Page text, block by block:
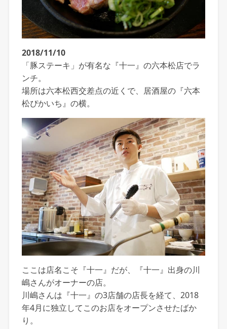
2018/11/10
「豚ステーキ」が有名な『十一』の六本松店でラ
ンチ。
場所は六本松西交差点の近くで、居酒屋の『六本
松ぴかいち』の横。
ここは店名こそ『十一』だが、『十一』出身の川
嶋さんがオーナーの店。
川嶋さんは『十一』の3店舗の店長を経て、2018
年4月に独立してこのお店をオープンさせたばか
り。